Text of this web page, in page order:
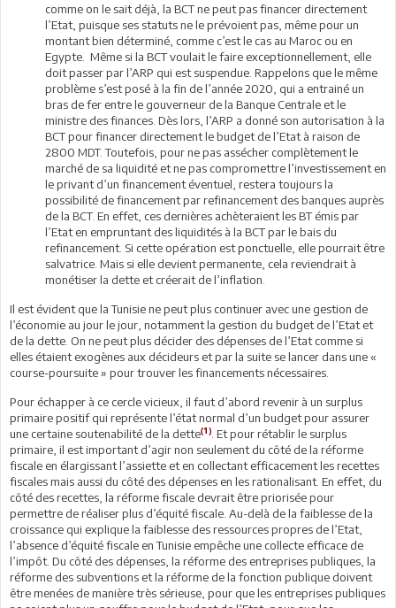
comme on le sait déjà, la BCT ne peut pas financer directement
l’Etat, puisque ses statuts ne le prévoient pas, même pour un
montant bien déterminé, comme c’est le cas au Maroc ou en
Egypte. Même si la BCT voulait le faire exceptionnellement, elle
doit passer par l’ARP qui est suspendue. Rappelons que le même
problème s’est posé à la fin de l’année 2020, qui a entrainé un
bras de fer entre le gouverneur de la Banque Centrale et le
ministre des finances. Dès lors, l’ARP a donné son autorisation à la
BCT pour financer directement le budget de l’Etat à raison de
2800 MDT. Toutefois, pour ne pas assécher complètement le
marché de sa liquidité et ne pas compromettre l’investissement en
le privant d’un financement éventuel, restera toujours la
possibilité de financement par refinancement des banques auprès
de la BCT. En effet, ces dernières achèteraient les BT émis par
l’Etat en empruntant des liquidités à la BCT par le bais du
refinancement. Si cette opération est ponctuelle, elle pourrait être
salvatrice. Mais si elle devient permanente, cela reviendrait à
monétiser la dette et créerait de l’inflation.
Il est évident que la Tunisie ne peut plus continuer avec une gestion de
l’économie au jour le jour, notamment la gestion du budget de l’Etat et
de la dette. On ne peut plus décider des dépenses de l’Etat comme si
elles étaient exogènes aux décideurs et par la suite se lancer dans une «
course-poursuite » pour trouver les financements nécessaires.
Pour échapper à ce cercle vicieux, il faut d’abord revenir à un surplus
primaire positif qui représente l’état normal d’un budget pour assurer
une certaine soutenabilité de la dette(1) . Et pour rétablir le surplus
primaire, il est important d’agir non seulement du côté de la réforme
fiscale en élargissant l’assiette et en collectant efficacement les recettes
fiscales mais aussi du côté des dépenses en les rationalisant. En effet, du
côté des recettes, la réforme fiscale devrait être priorisée pour
permettre de réaliser plus d’équité fiscale. Au-delà de la faiblesse de la
croissance qui explique la faiblesse des ressources propres de l’Etat,
l’absence d’équité fiscale en Tunisie empêche une collecte efficace de
l’impôt. Du côté des dépenses, la réforme des entreprises publiques, la
réforme des subventions et la réforme de la fonction publique doivent
être menées de manière très sérieuse, pour que les entreprises publiques